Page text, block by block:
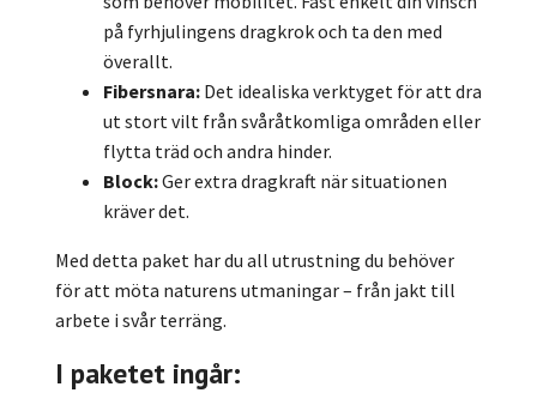
på fyrhjulingens dragkrok och ta den med
överallt.
Fibersnara: Det idealiska verktyget för att dra
ut stort vilt från svåråtkomliga områden eller
flytta träd och andra hinder.
Block:Ger extra dragkraft när situationen
kräver det.
Med detta paket har du all utrustning du behöver
för att möta naturens utmaningar – från jakt till
arbete i svår terräng.
I paketet ingår: